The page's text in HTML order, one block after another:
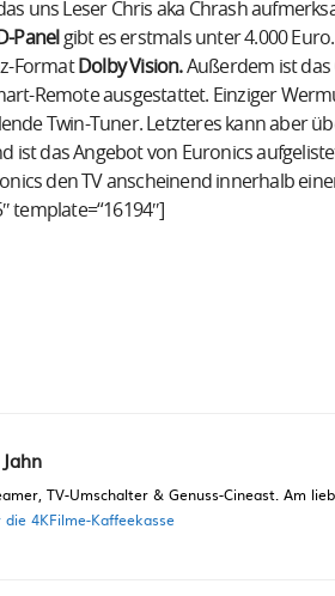
uns Leser Chris aka Chrash
Panel gibt es erstmals unter 4.000
FormatDolby Vision.Außerdem ist das
Remote ausgestattet. Einziger
Twin-Tuner. Letzteres kann aber
ist das Angebot von Euronics
den TV anscheinend innerhalb
template=“16194″]
TV-Umschalter & Genuss-Cineast. Am
die 4KFilme-Kaffeekasse